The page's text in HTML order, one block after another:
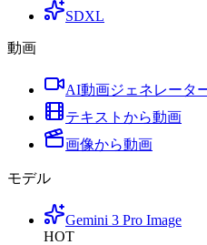
SDXL
動画
AI動画ジェネレータ
テキストから動画
画像から動画
モデル
Gemini 3 Pro Image
HOT